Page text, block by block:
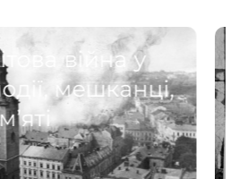
війна у
мешканці,